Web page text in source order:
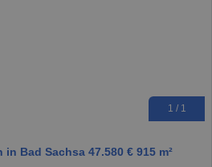
1 / 1
Bad Sachsa 47.580 € 915 m²